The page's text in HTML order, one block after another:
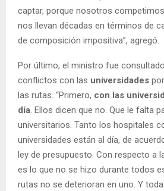
captar, porque nosotros
nos llevan décadas en términos de
de composición impositiva”, agregó.
Por último, el ministro fue
conflictos con las universidades
las rutas. “Primero, con las
día. Ellos dicen que no. Que le falta
universitarios. Tanto los hospitales
universidades están al día, de
ley de presupuesto. Con respecto a
es lo que no se hizo durante todos
rutas no se deterioran en uno. Y